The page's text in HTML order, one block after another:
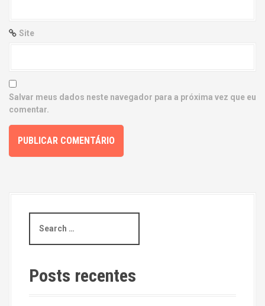
Site
Salvar meus dados neste navegador para a próxima vez que eu
comentar.
a
c
h
Posts recentes